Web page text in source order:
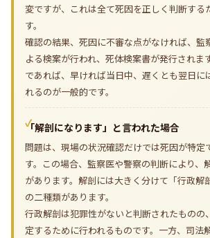
変ですが、これは全て死因を正しく判断する
す。
確認の結果、死因に不審な点がなければ、監
よる検案が行われ、死体検案書が発行されま
であれば、早ければ当日中、遅くとも翌日に
れるのが一般的です。
「解剖になります」と言われた場合
問題は、現場の状況確認だけでは死因が特定
す。この場合、監察医や警察の判断により、
があります。解剖には大きく分けて「行政解
の二種類があります。
行政解剖は犯罪性がないと判断されたものの
定するために行われるものです。一方、司法